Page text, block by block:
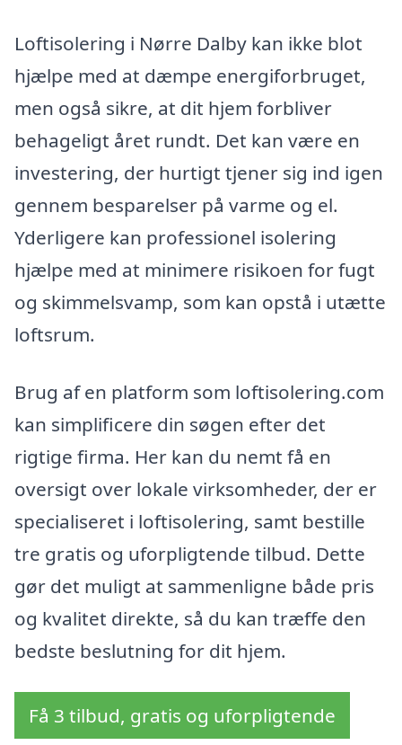
Loftisolering i Nørre Dalby kan ikke blot
hjælpe med at dæmpe energiforbruget,
men også sikre, at dit hjem forbliver
behageligt året rundt. Det kan være en
investering, der hurtigt tjener sig ind igen
gennem besparelser på varme og el.
Yderligere kan professionel isolering
hjælpe med at minimere risikoen for fugt
og skimmelsvamp, som kan opstå i utætte
loftsrum.
Brug af en platform som loftisolering.com
kan simplificere din søgen efter det
rigtige firma. Her kan du nemt få en
oversigt over lokale virksomheder, der er
specialiseret i loftisolering, samt bestille
tre gratis og uforpligtende tilbud. Dette
gør det muligt at sammenligne både pris
og kvalitet direkte, så du kan træffe den
bedste beslutning for dit hjem.
Få 3 tilbud, gratis og uforpligtende